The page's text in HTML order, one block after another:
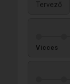
Tervező
Vicces